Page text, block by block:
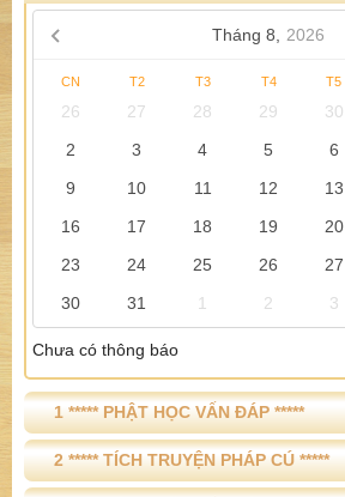
Tháng 8, 2026
CN T2 T3 T4 T5
26 27 28 29 30
2
3 4 5 6
9
10 11 12 13
16
17 18 19 20
23
24 25 26 27
30
31 1 2 3
Chưa có thông báo
1 ***** PHẬT HỌC VẤN ĐÁP *****
2 ***** TÍCH TRUYỆN PHÁP CÚ *****